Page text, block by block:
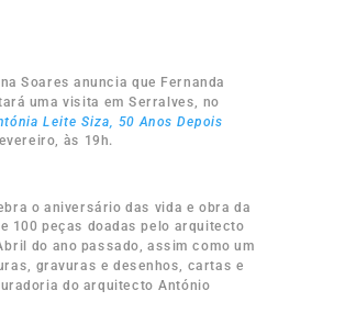
Soares anuncia que Fernanda
uma visita em Serralves, no
Leite Siza, 50 Anos Depois
às 19h.
o aniversário das vida e obra da
100 peças doadas pelo arquitecto
do ano passado, assim como um
gravuras e desenhos, cartas e
do arquitecto António